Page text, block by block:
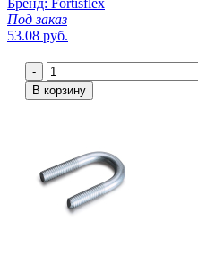
Бренд: Fortisflex
Под заказ
53.08 руб.
-
В корзину